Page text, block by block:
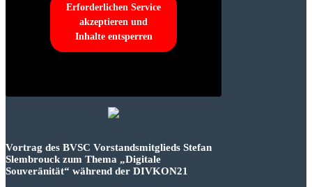
Erforderlichen Service
akzeptieren und
Inhalte entsperren
Vortrag des BVSC Vorstandsmitglieds Stefan
Slembrouck zum Thema „Digitale
Souveränität“ während der DIVKON21